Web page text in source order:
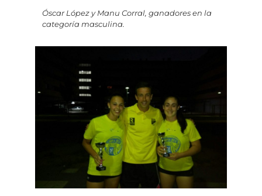
Óscar López y Manu Corral, ganadores en la
categoría masculina.